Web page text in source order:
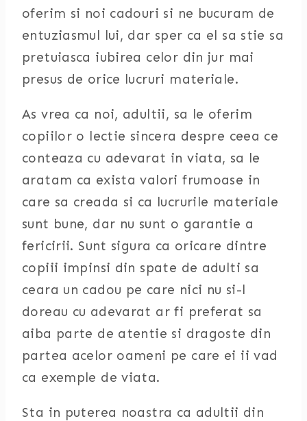
oferim si noi cadouri si ne bucuram de
entuziasmul lui, dar sper ca el sa stie sa
pretuiasca iubirea celor din jur mai
presus de orice lucruri materiale.
As vrea ca noi, adultii, sa le oferim
copiilor o lectie sincera despre ceea ce
conteaza cu adevarat in viata, sa le
aratam ca exista valori frumoase in
care sa creada si ca lucrurile materiale
sunt bune, dar nu sunt o garantie a
fericirii. Sunt sigura ca oricare dintre
copiii impinsi din spate de adulti sa
ceara un cadou pe care nici nu si-l
doreau cu adevarat ar fi preferat sa
aiba parte de atentie si dragoste din
partea acelor oameni pe care ei ii vad
ca exemple de viata.
Sta in puterea noastra ca adultii din